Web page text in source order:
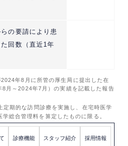
の要請により患
回数（直近1年
年8月に所管の厚生局に提出した在
月～2024年7月）の実績を記載した報告
定期的な訪問診療を実施し、在宅時医学
総合管理料を算定したものに限る。
診療機能 スタッフ紹介 採用情報